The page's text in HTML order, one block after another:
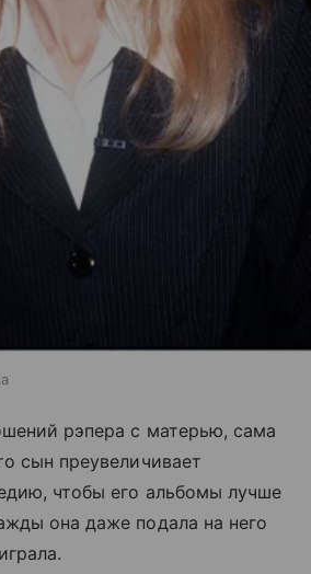
рэпера с матерью, сама
сын преувеличивает
чтобы его альбомы лучше
она даже подала на него